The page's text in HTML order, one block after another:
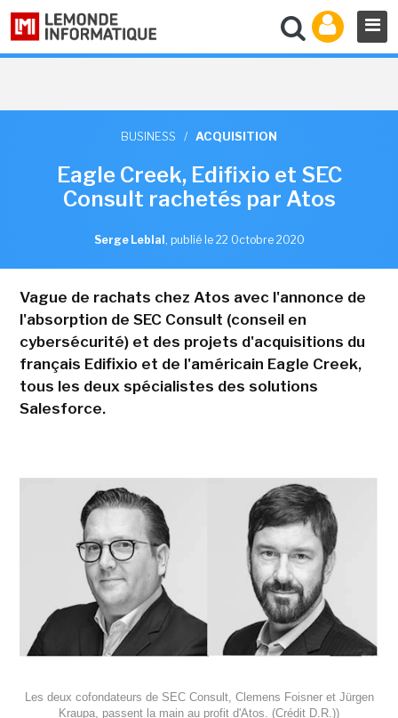
BUSINESS / ACQUISITION
Eagle Creek, Edifixio et SEC
Consult rachetés par Atos
Serge Leblal , publié le 22 Octobre 2020
Vague de rachats chez Atos avec l'annonce de
l'absorption de SEC Consult (conseil en
cybersécurité) et des projets d'acquisitions du
français Edifixio et de l'américain Eagle Creek,
tous les deux spécialistes des solutions
Salesforce.
Les deux cofondateurs de SEC Consult, Clemens Foisner et Jürgen
Kraupa, passent la main au profit d'Atos. (Crédit D.R.))